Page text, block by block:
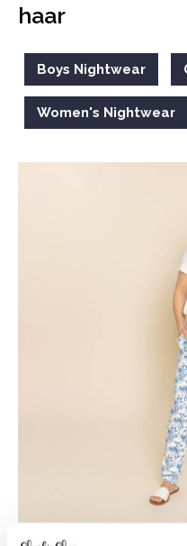
haar
Boys Nightwear
Women's Nightwear
Een winter vol warme tinten en